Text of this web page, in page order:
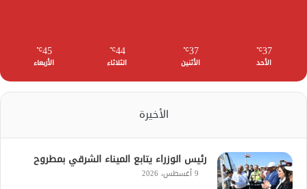
37
℃
الأحد
37
℃
الأثنين
44
℃
الثلاثاء
45
℃
الأربعاء
الأخيرة
رئيس الوزراء يتابع الميناء الشرقي بمطروح
9 أغسطس، 2026